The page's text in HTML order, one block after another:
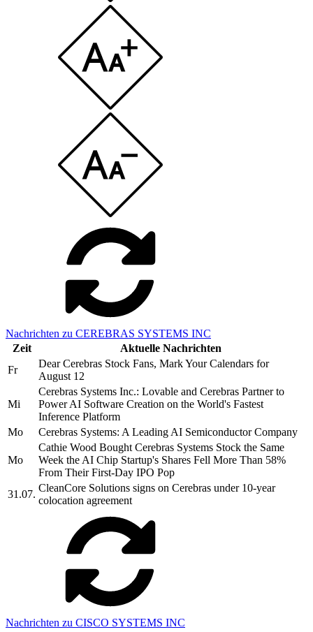
Nachrichten zu CEREBRAS SYSTEMS INC
Zeit
Aktuelle Nachrichten
Fr
Dear Cerebras Stock Fans, Mark Your Calendars for
August 12
Mi
Cerebras Systems Inc.: Lovable and Cerebras Partner to
Power AI Software Creation on the World's Fastest
Inference Platform
Mo
Cerebras Systems: A Leading AI Semiconductor Company
Mo
Cathie Wood Bought Cerebras Systems Stock the Same
Week the AI Chip Startup's Shares Fell More Than 58%
From Their First-Day IPO Pop
31.07.
CleanCore Solutions signs on Cerebras under 10-year
colocation agreement
Nachrichten zu CISCO SYSTEMS INC